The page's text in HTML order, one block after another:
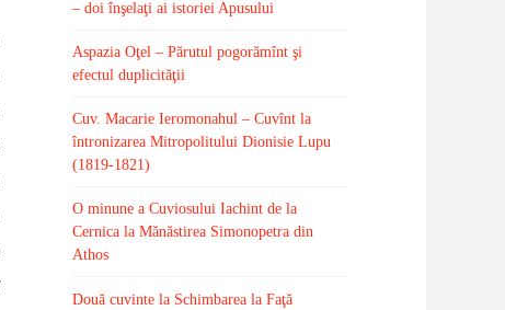
– doi înşelaţi ai istoriei Apusului
Aspazia Oţel – Părutul pogorămînt şi
efectul duplicităţii
Cuv. Macarie Ieromonahul – Cuvînt la
întronizarea Mitropolitului Dionisie Lupu
(1819-1821)
O minune a Cuviosului Iachint de la
Cernica la Mănăstirea Simonopetra din
Athos
Două cuvinte la Schimbarea la Faţă